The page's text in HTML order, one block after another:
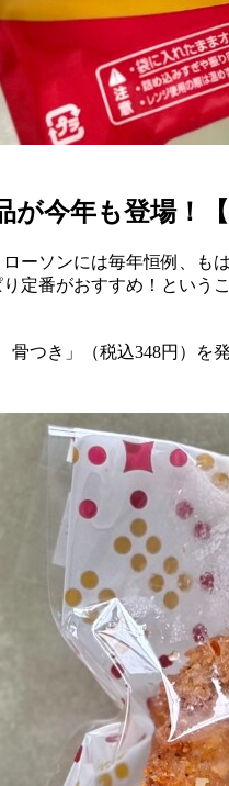
が今年も登場！
ーソンには毎年恒例、も
定番がおすすめ！という
つき」（税込348円）を発